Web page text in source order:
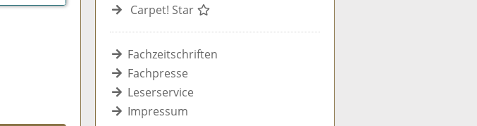
Carpet! Star
Fachzeitschriften
Fachpresse
Leserservice
Impressum